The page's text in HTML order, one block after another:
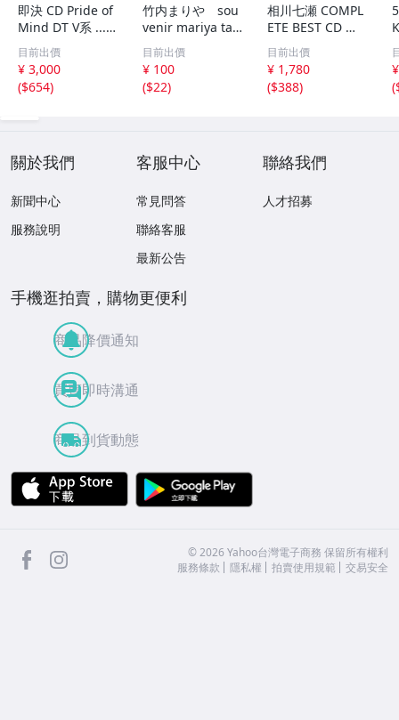
即決 CD Pride of
Mind DT V系 ......
プライド・オブ・
マインド プライ
ドオブマインド
...VV...
目前出價
¥ 3,000
($654)
竹内まりや sou
venir mariya tak
euchi live
目前出價
¥ 100
($22)
相川七瀬 COMPL
ETE BEST CD コ
ンプリートベスト
目前出價
¥ 1,780
($388)
(
關於我們
新聞中心
服務說明
客服中心
常見問答
聯絡客服
最新公告
聯絡我們
人才招募
手機逛拍賣，購物更便利
商品降價通知
買賣即時溝通
商品到貨動態
APP Store
facebook ©2026 Yahoo台灣電子商務 保留所有權利
服務條款
隱私權 拍賣使用規範 交易安全